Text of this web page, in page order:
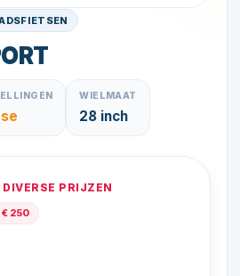
WIELMAAT
28 inch
PRIJZEN
€ 250